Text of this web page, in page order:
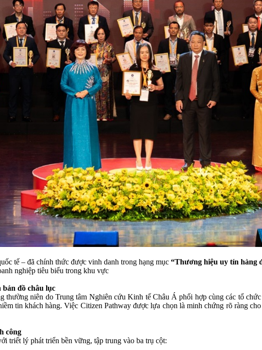
tế – đã chính thức được vinh danh trong hạng mục “Thương hiệu uy tín hàng
nghiệp tiêu biểu trong khu vực
đồ châu lục
thường niên do Trung tâm Nghiên cứu Kinh tế Châu Á phối hợp cùng các tổ
tin khách hàng. Việc Citizen Pathway được lựa chọn là minh chứng rõ ràng
công
triết lý phát triển bền vững, tập trung vào ba trụ cột: